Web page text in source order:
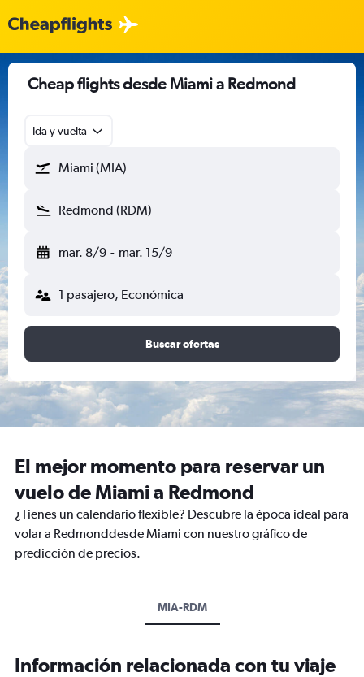
Cheap flights desde Miami a Redmond
Ida y vuelta
Miami (MIA)
Redmond (RDM)
mar. 8/9 - mar. 15/9
1 pasajero, Económica
Buscar ofertas
El mejor momento para reservar un
vuelo de Miami a Redmond
¿Tienes un calendario flexible? Descubre la época ideal para
volar a Redmonddesde Miami con nuestro gráfico de
predicción de precios.
MIA-RDM
Información relacionada con tu viaje